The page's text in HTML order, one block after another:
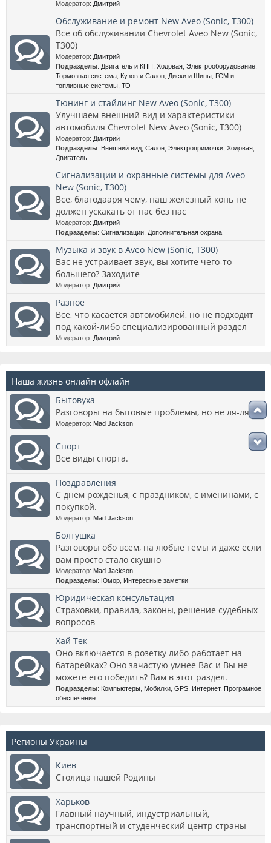
Модератор: Дмитрий
Обслуживание и ремонт New Aveo (Sonic, T300)
Все об обслуживании Chevrolet Aveo New (Sonic,
T300)
Модератор: Дмитрий
Подразделы: Двигатель и КПП Ходовая Электрооборудование
Тормозная система Кузов и Салон Диски и Шины ГСМ и
топливные системы ТО
Тюнинг и стайлинг New Aveo (Sonic, T300)
Улучшаем внешний вид и характеристики
автомобиля Chevrolet New Aveo (Sonic, T300)
Модератор: Дмитрий
Подразделы: Внешний вид Салон Электропримочки Ходовая
Двигатель
Сигнализации и охранные системы для Aveo
New (Sonic, T300)
Все, благодааря чему, наш железный конь не
должен ускакать от нас без нас
Модератор: Дмитрий
Подразделы: Сигнализации Дополнительная охрана
Музыка и звук в Aveo New (Sonic, T300)
Вас не устраивает звук, вы хотите чего-то
большего? Заходите
Модератор: Дмитрий
Разное
Все, что касается автомобилей, но не подходит
под какой-либо специализированный раздел
Модератор: Дмитрий
Наша жизнь онлайн офлайн
Бытовуха
Разговоры на бытовые проблемы, но не ля-ля
Модератор: Mad Jackson
Спорт
Все виды спорта.
Поздравления
С днем рожденья, с праздником, с именинами, с
покупкой.
Модератор: Mad Jackson
Болтушка
Разговоры обо всем, на любые темы и даже если
вам просто стало скушно
Модератор: Mad Jackson
Подразделы: Юмор Интересные заметки
Юридическая консультация
Страховки, правила, законы, решение судебных
вопросов
Хай Тек
Оно включается в розетку либо работает на
батарейках? Оно зачастую умнее Вас и Вы не
можете его победить? Вам в этот раздел.
Подразделы: Компьютеры Мобилки GPS Интернет, Програмное
обеспечение
Регионы Украины
Киев
Столица нашей Родины
Харьков
Главный научный, индустриальный,
транспортный и студенческий центр страны